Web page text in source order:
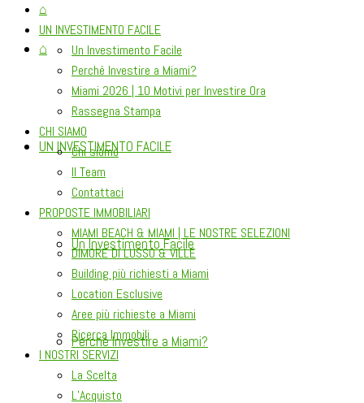
⌂
UN INVESTIMENTO FACILE
Un Investimento Facile
Perché Investire a Miami?
⌂
UN INVESTIMENTO FACILE
Un Investimento Facile
Perché Investire a Miami?
Miami 2026 | 10 Motivi per Investire Ora
Rassegna Stampa
CHI SIAMO
Chi siamo
Il Team
Contattaci
PROPOSTE IMMOBILIARI
MIAMI BEACH & MIAMI | LE NOSTRE SELEZIONI
DIMORE DI LUSSO & VILLE
Building più richiesti a Miami
Location Esclusive
Aree più richieste a Miami
Ricerca Immobili
I NOSTRI SERVIZI
La Scelta
L’Acquisto